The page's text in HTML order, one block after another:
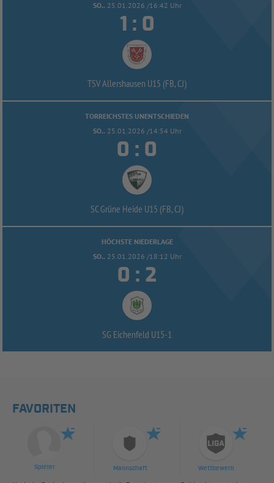
SO.. 25.01.2026 /16:42 Uhr
 : 
TSV Allershausen U15 (FB, CJ)
TORREICHSTES UNENTSCHIEDEN
SO.. 25.01.2026 /14:54 Uhr
 : 
SC Grüne Heide U15 (FB, CJ)
HÖCHSTE NIEDERLAGE
SO.. 25.01.2026 /18:12 Uhr
 : 
SG Eichenfeld U15-1
FAVORITEN
Spieler Mannschaft Wettbewerb